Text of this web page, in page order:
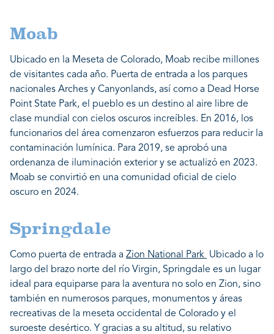
Moab
Ubicado en la Meseta de Colorado, Moab recibe millones
de visitantes cada año. Puerta de entrada a los parques
nacionales Arches y Canyonlands, así como a Dead Horse
Point State Park, el pueblo es un destino al aire libre de
clase mundial con cielos oscuros increíbles. En 2016, los
funcionarios del área comenzaron esfuerzos para reducir la
contaminación lumínica. Para 2019, se aprobó una
ordenanza de iluminación exterior y se actualizó en 2023.
Moab se convirtió en una comunidad oficial de cielo
oscuro en 2024.
Springdale
Como puerta de entrada a Zion National Park Ubicado a lo
largo del brazo norte del río Virgin, Springdale es un lugar
ideal para equiparse para la aventura no solo en Zion, sino
también en numerosos parques, monumentos y áreas
recreativas de la meseta occidental de Colorado y el
suroeste desértico. Y gracias a su altitud, su relativo